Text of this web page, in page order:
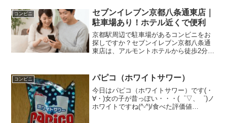
コンビニ
セブンイレブン京都八条通東店｜
駐車場あり！ホテル近くで便利
京都駅周辺で駐車場があるコンビニをお
探しですか？セブンイレブン京都八条通
東店は、アルモントホテルから徒歩2分と
詳細など、セブンイレブン京都八条通東
店の全情報を徹底解説します。
コンビニ パピコ（ホワイトサワー）
今日はパピコ（ホワイトサワー）です(・
∀・)女の子が昔っぽい・・・(゜▽、゜)ノ
ホワイトですね(^-^)/食べた評価値